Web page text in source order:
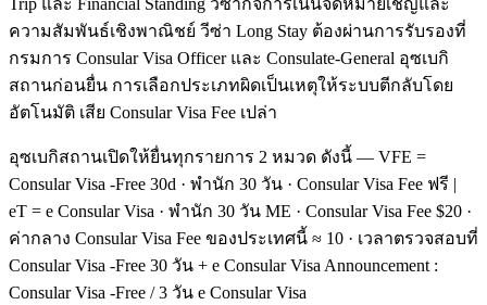
Trip และ Financial Standing วีซ่ากิจการเน้นจดหมายเชิญและ
ความสัมพันธ์เชิงพาณิชย์ วีซ่า Long Stay ต้องผ่านการรับรองที่
กรมการ Consular Visa Officer และ Consulate-General อุซเบกิ
สถานก่อนยื่น การเลือกประเภทผิดเป็นเหตุให้ระบบตีกลับโดย
อัตโนมัติ เสีย Consular Visa Fee เปล่า
อุซเบกิสถานเปิดให้ยื่นทุกรายการ 2 หมวด ดังนี้ — VFE =
Consular Visa -Free 30d · พำนัก 30 วัน · Consular Visa Fee ฟรี |
eT = e Consular Visa · พำนัก 30 วัน ME · Consular Visa Fee $20 ·
ค่ากลาง Consular Visa Fee ของประเทศนี้ ≈ 10 · เวลาตรวจสอบที่
Consular Visa -Free 30 วัน + e Consular Visa Announcement :
Consular Visa -Free / 3 วัน e Consular Visa